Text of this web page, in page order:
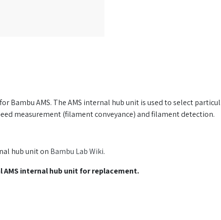
Bambu AMS. The AMS internal hub unit is used to select
measurement (filament conveyance) and filament detection.
hub unit on Bambu Lab Wiki.
internal hub unit for replacement.